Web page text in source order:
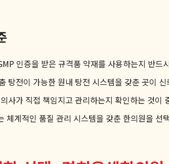
인증을 받은 규격품 약재를 사용하는지 반드
탕전이 가능한 원내 탕전 시스템을 갖춘 곳이
사가 직접 책임지고 관리하는지 확인하는 것이
체계적인 품질 관리 시스템을 갖춘 한의원을 선